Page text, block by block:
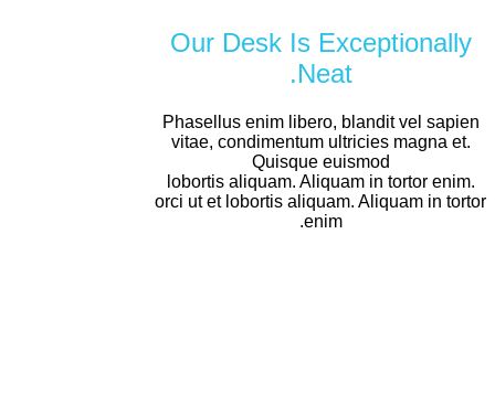
Our Desk Is Exceptionally
Neat.
Phasellus enim libero, blandit vel sapien
vitae, condimentum ultricies magna et.
Quisque euismod
lobortis aliquam. Aliquam in tortor enim.
orci ut et lobortis aliquam. Aliquam in tortor
enim.